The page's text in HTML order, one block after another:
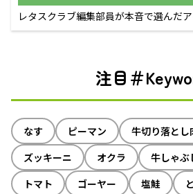
レタスクラブ編集部員が本音で選んだ
注目＃
なす ピーマン 牛切り落とし
ズッキーニ
オクラ
牛しゃぶ
トマト
ゴーヤー 塩鮭